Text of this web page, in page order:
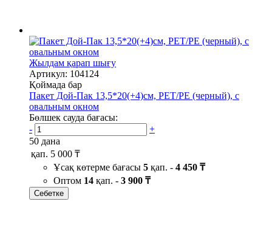
Жылдам қарап шығу
Артикул: 104124
Қоймада бар
Пакет Дой-Пак 13,5*20(+4)см, PET/PE (черный), с
овальным окном
Бөлшек сауда бағасы:
-
+
50 дана
қап. 5 000 ₸
Ұсақ көтерме бағасы 5 қап. - 4 450 ₸
Оптом 14 қап. - 3 900 ₸
Себетке